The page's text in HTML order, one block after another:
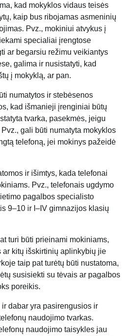
kad mokyklos vidaus teisės
kaip bus ribojamas asmeninių
Pvz., mokiniui atvykus į
specialiai įrengtose
ar begarsiu režimu veikiantys
galima ir nusistatyti, kad
į mokyklą, ar pan.
numatytos ir stebėsenos
kad išmanieji įrenginiai būtų
tvarka, pasekmės, jeigu
gali būti numatyta mokyklos
telefoną, jei mokinys pažeidė
ir išimtys, kada telefonai
Pvz., telefonais ugdymo
pagalbos specialisto
9–10 ir I–IV gimnazijos klasių
turi būti prieinami mokiniams,
ar kitų išskirtinių aplinkybių jie
taip pat turėtų būti nustatoma,
susisiekti su tėvais ar pagalbos
poreikis.
dabar yra pasirengusios ir
naudojimo tvarkas.
naudojimo taisykles jau